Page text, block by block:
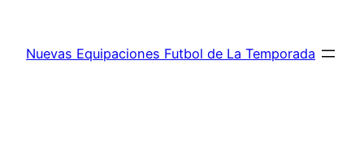
contenido
Nuevas Equipaciones Futbol de La Temporada